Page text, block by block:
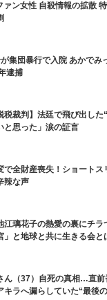
ァン女性 自殺情報の拡散
集団暴行で入院 あかでみ
逮捕
税裁判】法廷で飛び出し
と思った」涙の証言
で全財産喪失！ショートス
辣な声
江璃花子の熱愛の裏にチ
」と地球と共に生きる会と
ん（37）自死の真相…直前
キラへ漏らしていた“最後